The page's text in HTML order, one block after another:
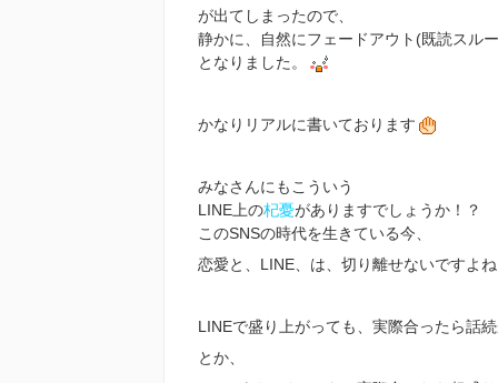
が出てしまったので、
静かに、自然にフェードアウト(既読スル
となりました。
かなりリアルに書いております
みなさんにもこういう
LINE上の杞憂がありますでしょうか！？
このSNSの時代を生きている今、
恋愛と、LINE、は、切り離せないですよね
LINEで盛り上がっても、実際合ったら話
とか、